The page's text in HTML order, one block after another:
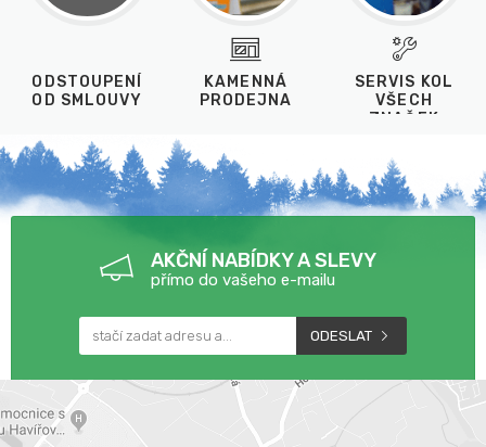
ODSTOUPENÍ
OD SMLOUVY
KAMENNÁ
PRODEJNA
SERVIS KOL
VŠECH
ZNAČEK
AKČNÍ NABÍDKY A SLEVY
přímo do vašeho e-mailu
ODESLAT